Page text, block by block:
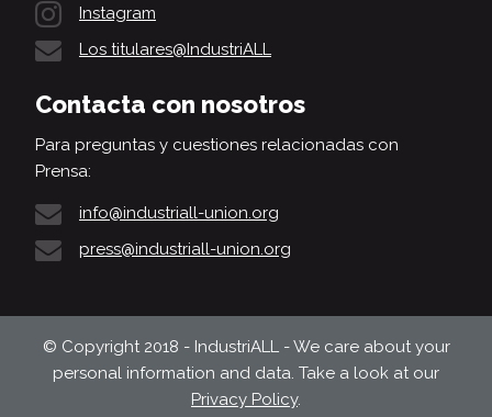
Instagram
Los titulares@IndustriALL
Contacta con nosotros
Para preguntas y cuestiones relacionadas con
Prensa:
info@industriall-union.org
press@industriall-union.org
© Copyright 2018 - IndustriALL - We care about your
personal information and data. Take a look at our
Privacy Policy.